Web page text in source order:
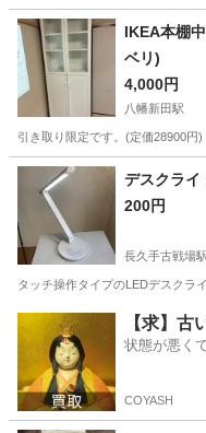
静岡 藤枝市 その他
IKEA本棚
ベリ)
4,000円
八幡新田駅
引き取り限定です。(定価28900円
愛知 大府市 八幡新田駅
デスクライ
200円
長久手古戦場駅
タッチ操作タイプのLEDデスクラ
長久手古
【求】古
状態が悪く
COYASH